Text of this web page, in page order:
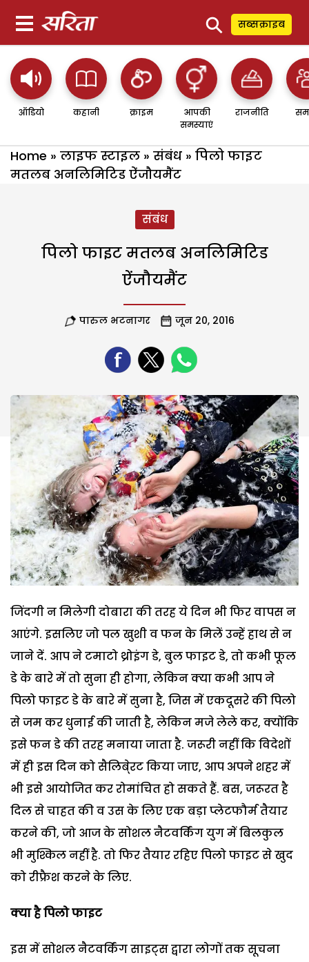
⚲ सब्सक्राइब
ऑडियो कहानी क्राइम
आपकी
समस्याएं
राजनीति
Home » लाइफ स्टाइल » संबंध » पिलो फाइट
मतलब अनलिमिटिड ऐंजौयमैंट
संबंध
पिलो फाइट मतलब अनलिमिटिड
ऐंजौयमैंट
पारुल भटनागर जून 20, 2016
जिंदगी न मिलेगी दोबारा की तरह ये दिन भी फिर वापस न
आएंगे. इसलिए जो पल खुशी व फन के मिलें उन्हें हाथ से न
जाने दें. आप ने टमाटो थ्रोइंग डे, बुल फाइट डे, तो कभी फूल
डे के बारे में तो सुना ही होगा, लेकिन क्या कभी आप ने
पिलो फाइट डे के बारे में सुना है, जिस में एकदूसरे की पिलो
से जम कर धुनाई की जाती है, लेकिन मजे लेले कर, क्योंकि
इसे फन डे की तरह मनाया जाता है. जरूरी नहीं कि विदेशों
में ही इस दिन को सैलिबे्रट किया जाए, आप अपने शहर में
भी इसे आयोजित कर रोमांचित हो सकते हैं. बस, जरूरत है
दिल से चाहत की व उस के लिए एक बड़ा प्लेटफौर्म तैयार
करने की, जो आज के सोशल नैटवर्किंग युग में बिलकुल
भी मुश्किल नहीं है. तो फिर तैयार रहिए पिलो फाइट से खुद
को रीफ्रैश करने के लिए.
क्या है पिलो फाइट
इस में सोशल नैटवर्किंग साइट्स द्वारा लोगों तक सूचना